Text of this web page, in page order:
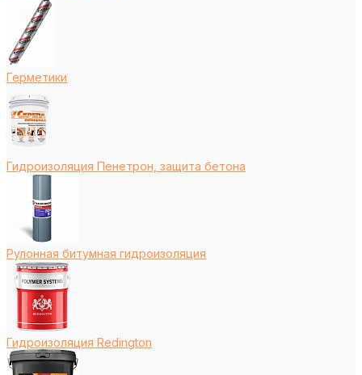
Герметики
Гидроизоляция Пенетрон, защита бетона
Рулонная битумная гидроизоляция
Гидроизоляция Redington